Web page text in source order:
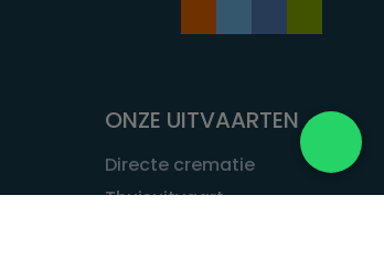
ONZE UITVAARTEN
Directe crematie
Thuisuitvaart